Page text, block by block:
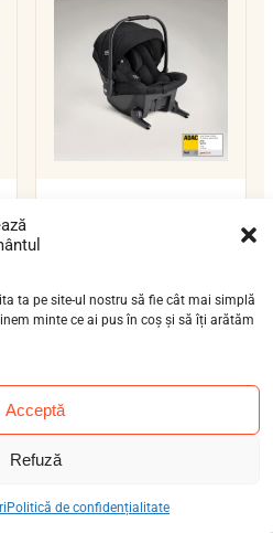
ta pe site-ul nostru să fie cât mai simplă
minte ce ai pus în coș și să îți arătăm
Acceptă
Refuză
Politică de confidențialitate